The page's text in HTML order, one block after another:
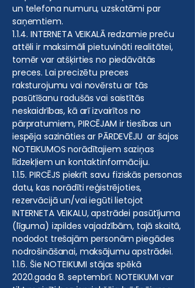
un telefona numuru, uzskatāmi par
saņemtiem.
1.1.4. INTERNETA VEIKALĀ redzamie preču
attēli ir maksimāli pietuvināti realitātei,
tomēr var atšķirties no piedāvātās
preces. Lai precizētu preces
raksturojumu vai novērstu ar tās
pasūtīšanu radušās vai saistītās
neskaidrības, kā arī izvairītos no
pārpratumiem, PIRCĒJAM ir tiesības un
iespēja sazināties ar PĀRDEVĒJU ar šajos
NOTEIKUMOS norādītajiem saziņas
līdzekļiem un kontaktinformāciju.
1.1.5. PIRCĒJS piekrīt savu fiziskās personas
datu, kas norādīti reģistrējoties,
rezervācijā un/vai iegūti lietojot
INTERNETA VEIKALU, apstrādei pasūtījuma
(līguma) izpildes vajadzībām, tajā skaitā,
nododot trešajām personām piegādes
nodrošināšanai, maksājumu apstrādei.
1.1.6. Šie NOTEIKUMI stājas spēkā
2020.gada 8. septembrī. NOTEIKUMI var